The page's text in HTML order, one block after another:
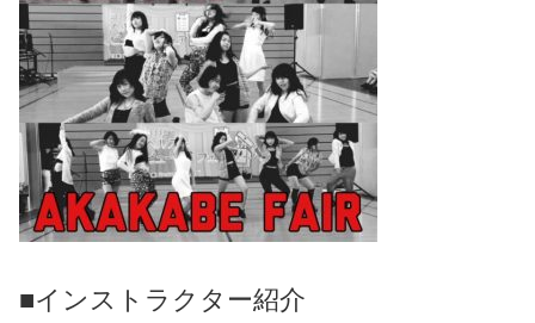
■インストラクター紹介